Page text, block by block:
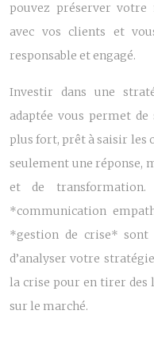
pouvez préserver
avec vos clients et
responsable et engagé.
Investir dans une
adaptée vous permet
plus fort, prêt à saisir les
seulement une réponse,
et de
*communication
*gestion de crise* sont
d’analyser votre
la crise pour en tirer des
sur le marché.